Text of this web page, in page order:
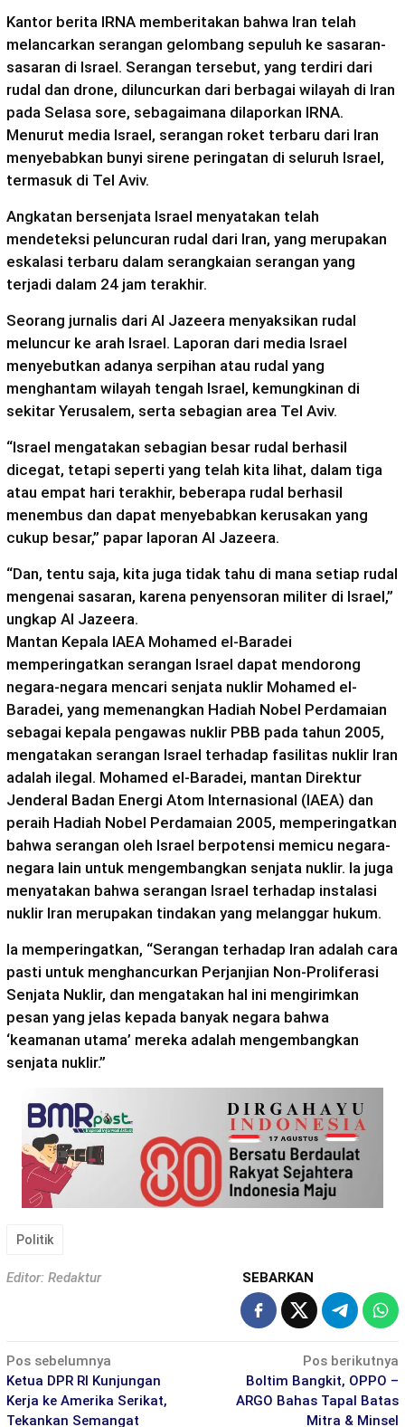
Kantor berita IRNA memberitakan bahwa Iran telah
melancarkan serangan gelombang sepuluh ke sasaran-
sasaran di Israel. Serangan tersebut, yang terdiri dari
rudal dan drone, diluncurkan dari berbagai wilayah di Iran
pada Selasa sore, sebagaimana dilaporkan IRNA.
Menurut media Israel, serangan roket terbaru dari Iran
menyebabkan bunyi sirene peringatan di seluruh Israel,
termasuk di Tel Aviv.
Angkatan bersenjata Israel menyatakan telah
mendeteksi peluncuran rudal dari Iran, yang merupakan
eskalasi terbaru dalam serangkaian serangan yang
terjadi dalam 24 jam terakhir.
Seorang jurnalis dari Al Jazeera menyaksikan rudal
meluncur ke arah Israel. Laporan dari media Israel
menyebutkan adanya serpihan atau rudal yang
menghantam wilayah tengah Israel, kemungkinan di
sekitar Yerusalem, serta sebagian area Tel Aviv.
“Israel mengatakan sebagian besar rudal berhasil
dicegat, tetapi seperti yang telah kita lihat, dalam tiga
atau empat hari terakhir, beberapa rudal berhasil
menembus dan dapat menyebabkan kerusakan yang
cukup besar,” papar laporan Al Jazeera.
“Dan, tentu saja, kita juga tidak tahu di mana setiap rudal
mengenai sasaran, karena penyensoran militer di Israel,”
ungkap Al Jazeera.
Mantan Kepala IAEA Mohamed el-Baradei
memperingatkan serangan Israel dapat mendorong
negara-negara mencari senjata nuklir Mohamed el-
Baradei, yang memenangkan Hadiah Nobel Perdamaian
sebagai kepala pengawas nuklir PBB pada tahun 2005,
mengatakan serangan Israel terhadap fasilitas nuklir Iran
adalah ilegal. Mohamed el-Baradei, mantan Direktur
Jenderal Badan Energi Atom Internasional (IAEA) dan
peraih Hadiah Nobel Perdamaian 2005, memperingatkan
bahwa serangan oleh Israel berpotensi memicu negara-
negara lain untuk mengembangkan senjata nuklir. Ia juga
menyatakan bahwa serangan Israel terhadap instalasi
nuklir Iran merupakan tindakan yang melanggar hukum.
Ia memperingatkan, “Serangan terhadap Iran adalah cara
pasti untuk menghancurkan Perjanjian Non-Proliferasi
Senjata Nuklir, dan mengatakan hal ini mengirimkan
pesan yang jelas kepada banyak negara bahwa
‘keamanan utama’ mereka adalah mengembangkan
senjata nuklir.”
Politik
Editor: Redaktur SEBARKAN
Navigasi
pos
Pos sebelumnya
Ketua DPR RI Kunjungan
Kerja ke Amerika Serikat,
Tekankan Semangat
Pos berikutnya
Boltim Bangkit, OPPO –
ARGO Bahas Tapal Batas
Mitra & Minsel